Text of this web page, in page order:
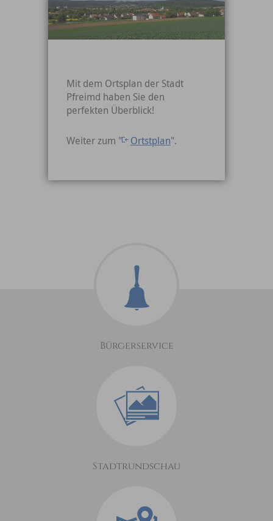
Mit dem Ortsplan der Stadt
Pfreimd haben Sie den
perfekten Überblick!
Weiter zum " Ortstplan".
Bürgerservice
Stadtrundschau